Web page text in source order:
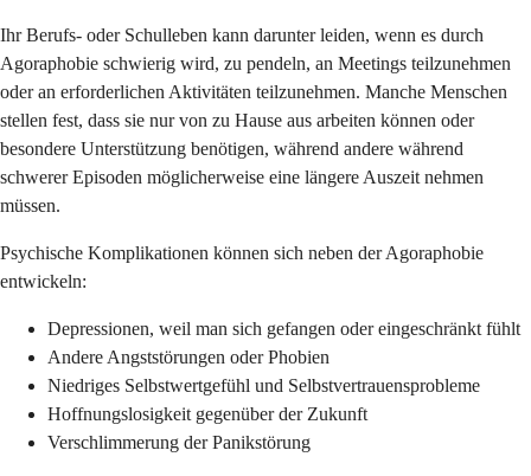
Ihr Berufs- oder Schulleben kann darunter leiden, wenn es durch
Agoraphobie schwierig wird, zu pendeln, an Meetings teilzunehmen
oder an erforderlichen Aktivitäten teilzunehmen. Manche Menschen
stellen fest, dass sie nur von zu Hause aus arbeiten können oder
besondere Unterstützung benötigen, während andere während
schwerer Episoden möglicherweise eine längere Auszeit nehmen
müssen.
Psychische Komplikationen können sich neben der Agoraphobie
entwickeln:
Depressionen, weil man sich gefangen oder eingeschränkt fühlt
Andere Angststörungen oder Phobien
Niedriges Selbstwertgefühl und Selbstvertrauensprobleme
Hoffnungslosigkeit gegenüber der Zukunft
Verschlimmerung der Panikstörung